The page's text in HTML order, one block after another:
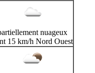
nuageux
15 km/h Nord Ouest